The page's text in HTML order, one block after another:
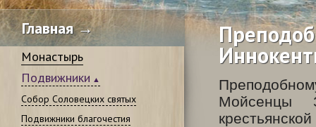
Главная →
Монастырь
Подвижники
Собор Соловецких святых
Подвижники благочестия
Мойсенцы